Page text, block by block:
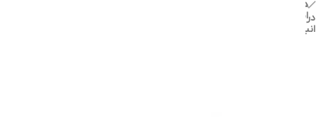
در
انبار
در
انبار